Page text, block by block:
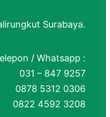
Surabaya.
/ Whatsapp :
031 – 847 9257
0878 5312 0306
0822 4592 3208